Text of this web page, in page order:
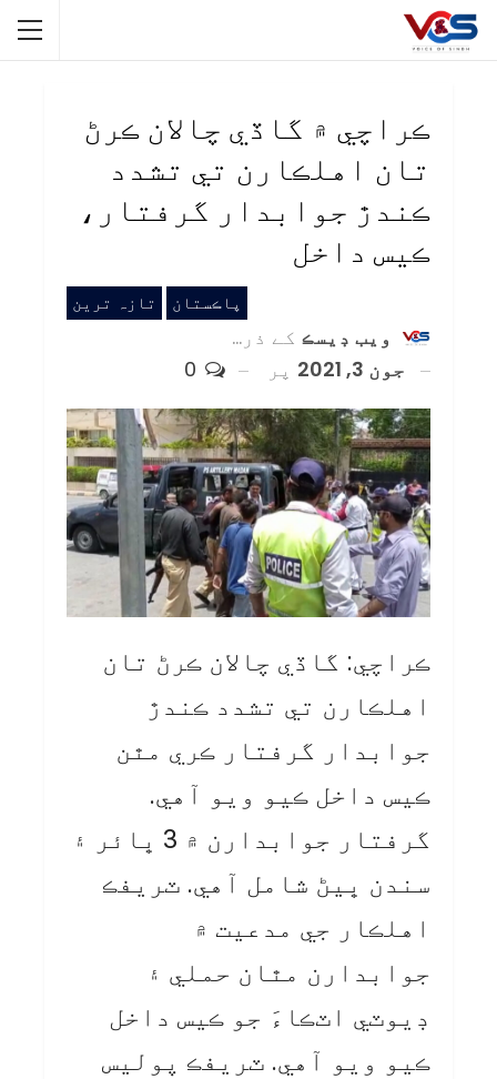
ڪراچي ۾ گاڏي چالان ڪرڻ
تان اهلڪارن تي تشدد
ڪندڙ جوابدار گرفتار،
ڪيس داخل
پاڪستان تازہ ترین
ويب ڊيسڪ کے ذریعہ
جون 3, 2021
پر
ڪراچي: گاڏي چالان ڪرڻ تان
اهلڪارن تي تشدد ڪندڙ
جوابدار گرفتار ڪري مٿن
ڪيس داخل ڪيو ويو آهي.
گرفتار جوابدارن ۾ 3 ڀائر ۽
سندن ڀيڻ شامل آهي. ٽريفڪ
اهلڪار جي مدعيت ۾
جوابدارن مٿان حملي ۽
ڊيوٽي اٽڪاءَ جو ڪيس داخل
ڪيو ويو آهي. ٽريفڪ پوليس